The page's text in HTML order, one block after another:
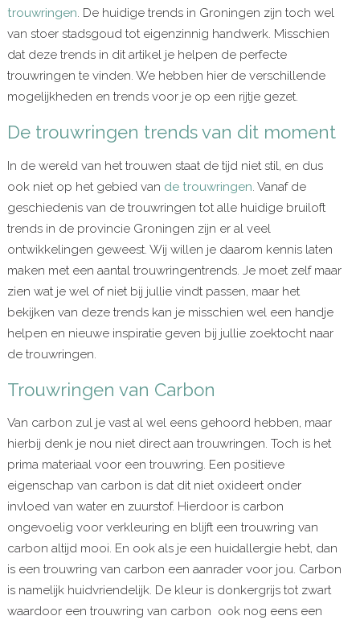
trouwringen. De huidige trends in Groningen zijn toch wel
van stoer stadsgoud tot eigenzinnig handwerk. Misschien
dat deze trends in dit artikel je helpen de perfecte
trouwringen te vinden. We hebben hier de verschillende
mogelijkheden en trends voor je op een rijtje gezet.
De trouwringen trends van dit moment
In de wereld van het trouwen staat de tijd niet stil, en dus
ook niet op het gebied van de trouwringen . Vanaf de
geschiedenis van de trouwringen tot alle huidige bruiloft
trends in de provincie Groningen zijn er al veel
ontwikkelingen geweest. Wij willen je daarom kennis laten
maken met een aantal trouwringentrends. Je moet zelf maar
zien wat je wel of niet bij jullie vindt passen, maar het
bekijken van deze trends kan je misschien wel een handje
helpen en nieuwe inspiratie geven bij jullie zoektocht naar
de trouwringen.
Trouwringen van Carbon
Van carbon zul je vast al wel eens gehoord hebben, maar
hierbij denk je nou niet direct aan trouwringen. Toch is het
prima materiaal voor een trouwring. Een positieve
eigenschap van carbon is dat dit niet oxideert onder
invloed van water en zuurstof. Hierdoor is carbon
ongevoelig voor verkleuring en blijft een trouwring van
carbon altijd mooi. En ook als je een huidallergie hebt, dan
is een trouwring van carbon een aanrader voor jou. Carbon
is namelijk huidvriendelijk. De kleur is donkergrijs tot zwart
waardoor een trouwring van carbon ook nog eens een